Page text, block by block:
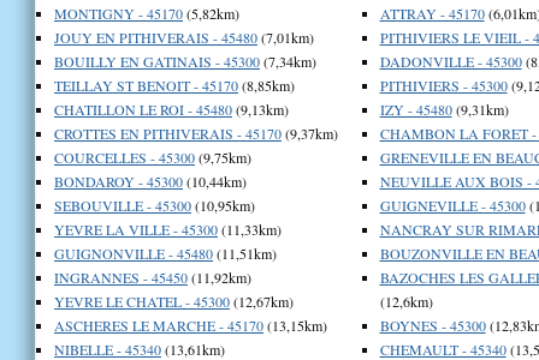
MONTIGNY - 45170(5,82km)
JOUY EN PITHIVERAIS - 45480(7,01km)
BOUILLY EN GATINAIS - 45300(7,34km)
TEILLAY ST BENOIT - 45170(8,85km)
CHATILLON LE ROI - 45480(9,13km)
CROTTES EN PITHIVERAIS - 45170(9,37km)
COURCELLES - 45300(9,75km)
BONDAROY - 45300(10,44km)
SEBOUVILLE - 45300(10,95km)
YEVRE LA VILLE - 45300(11,33km)
GUIGNONVILLE - 45480(11,51km)
INGRANNES - 45450(11,92km)
YEVRE LE CHATEL - 45300(12,67km)
ASCHERES LE MARCHE - 45170(13,15km)
NIBELLE - 45340(13,61km)
ATTRAY - 45170
PITHIVIERS LE VIEIL -
DADONVILLE - 45300
PITHIVIERS - 45300
IZY - 45480(9,31km)
CHAMBON LA FORET -
GRENEVILLE EN
NEUVILLE AUX BOIS -
GUIGNEVILLE - 45300
NANCRAY SUR
BOUZONVILLE EN
BAZOCHES LES
(12,6km)
BOYNES - 45300
CHEMAULT - 45340